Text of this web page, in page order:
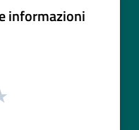
informazioni